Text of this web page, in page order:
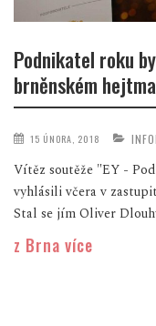
Podnikatel roku
brněnském
15 ÚNORA, 2018
Vítěz soutěže "EY -
vyhlásili včera v
Stal se jím Oliver
z Brna více